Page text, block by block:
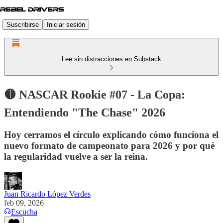
Suscribirse Iniciar sesión
Lee sin distracciones en Substack
🟡 NASCAR Rookie #07 - La Copa:
Entendiendo "The Chase" 2026
Hoy cerramos el círculo explicando cómo funciona el
nuevo formato de campeonato para 2026 y por qué
la regularidad vuelve a ser la reina.
Juan Ricardo López Verdes
feb 09, 2026
Escucha